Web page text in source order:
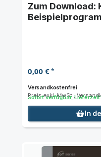
Zum Download:
0,00 €*
Versandkostenfrei
Sofort verfügbar,
Bestellung
Preis exkl. MwSt.,
In